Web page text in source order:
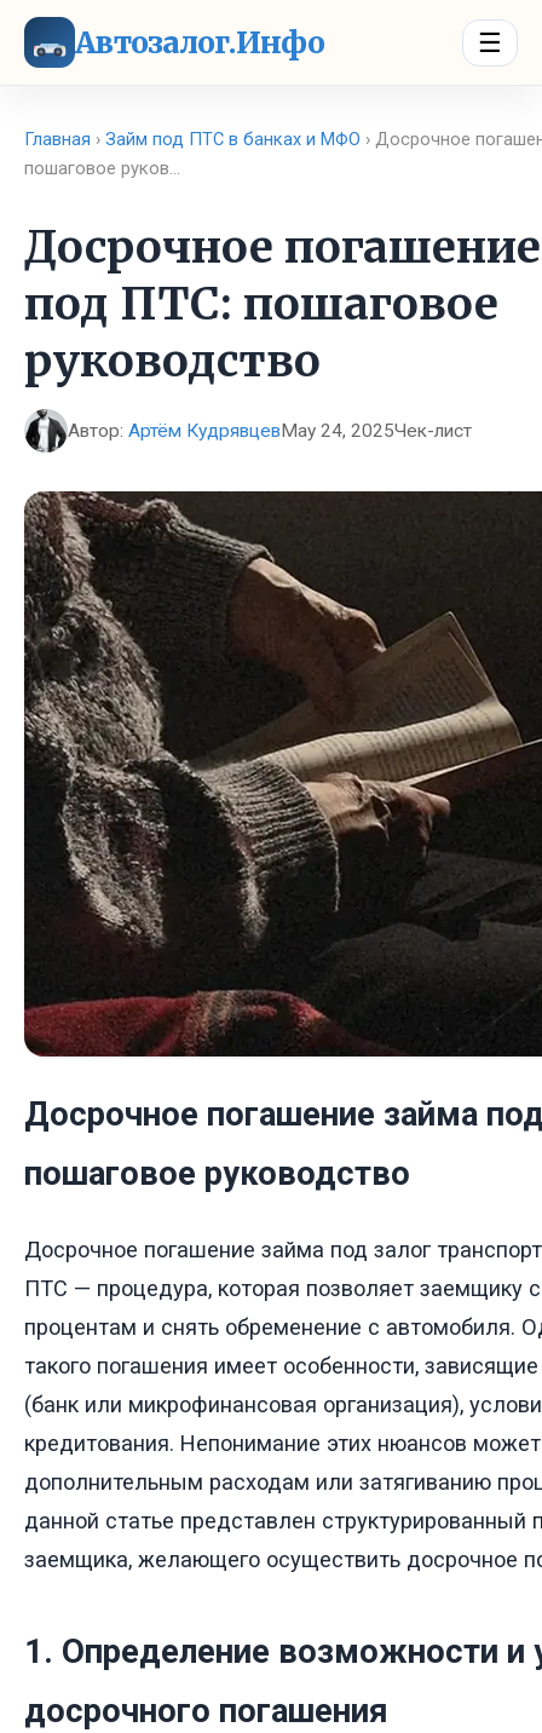
Автозалог.Инфо ☰
Главная › Займ под ПТС в банках и МФО › Досрочное
пошаговое руков…
Досрочное
под ПТС: пошаговое
руководство
Автор: Артём КудрявцевMay 24, 2025Чек-лист
Досрочное погашение займа
пошаговое руководство
Досрочное погашение займа под залог
ПТС — процедура, которая позволяет заемщику
процентам и снять обременение с автомобиля.
такого погашения имеет особенности,
(банк или микрофинансовая организация),
кредитования. Непонимание этих нюансов
дополнительным расходам или затягиванию
данной статье представлен структурированный
заемщика, желающего осуществить досрочное
1. Определение возможности и
досрочного погашения